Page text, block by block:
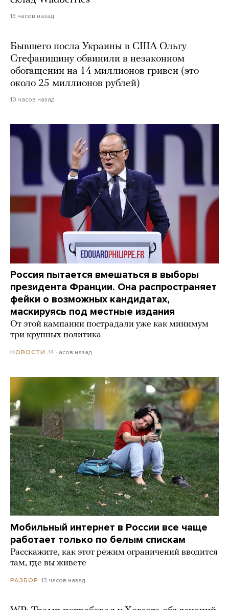
13 часов назад
Бывшего посла Украины в США Ольгу
Стефанишину обвинили в незаконном
обогащении на 14 миллионов гривен (это
около 25 миллионов рублей)
10 часов назад
Россия пытается вмешаться в выборы
президента Франции. Она распространяет
фейки о возможных кандидатах,
маскируясь под местные издания
От этой кампании пострадали уже как минимум
три крупных политика
НОВОСТИ 14 часов назад
Мобильный интернет в России все чаще
работает только по белым спискам
Расскажите, как этот режим ограничений вводится
там, где вы живете
РАЗБОР 13 часов назад